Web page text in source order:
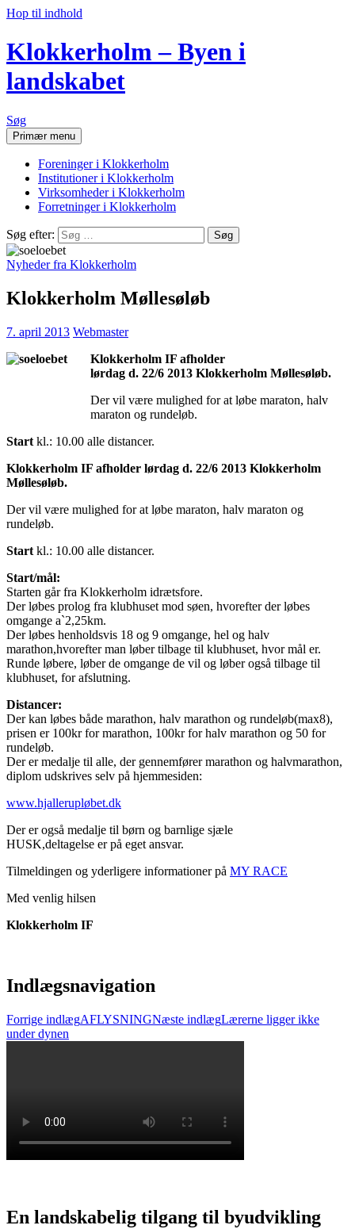
Hop til indhold
Klokkerholm – Byen i
landskabet
Søg
Primær menu
Foreninger i Klokkerholm
Institutioner i Klokkerholm
Virksomheder i Klokkerholm
Forretninger i Klokkerholm
Søg efter:
Nyheder fra Klokkerholm
Klokkerholm Møllesøløb
7. april 2013 Webmaster
Klokkerholm IF afholder
lørdag d. 22/6 2013 Klokkerholm Møllesøløb.
Der vil være mulighed for at løbe maraton, halv
maraton og rundeløb.
Start kl.: 10.00 alle distancer.
Klokkerholm IF afholder lørdag d. 22/6 2013 Klokkerholm
Møllesøløb.
Der vil være mulighed for at løbe maraton, halv maraton og
rundeløb.
Start kl.: 10.00 alle distancer.
Start/mål:
Starten går fra Klokkerholm idrætsfore.
Der løbes prolog fra klubhuset mod søen, hvorefter der løbes
omgange a`2,25km.
Der løbes henholdsvis 18 og 9 omgange, hel og halv
marathon,hvorefter man løber tilbage til klubhuset, hvor mål er.
Runde løbere, løber de omgange de vil og løber også tilbage til
klubhuset, for afslutning.
Distancer:
Der kan løbes både marathon, halv marathon og rundeløb(max8),
prisen er 100kr for marathon, 100kr for halv marathon og 50 for
rundeløb.
Der er medalje til alle, der gennemfører marathon og halvmarathon,
diplom udskrives selv på hjemmesiden:
www.hjallerupløbet.dk
Der er også medalje til børn og barnlige sjæle
HUSK,deltagelse er på eget ansvar.
Tilmeldingen og yderligere informationer på MY RACE
Med venlig hilsen
Klokkerholm IF
Indlægsnavigation
Forrige indlægAFLYSNINGNæste indlægLærerne ligger ikke
under dynen
En landskabelig tilgang til byudvikling